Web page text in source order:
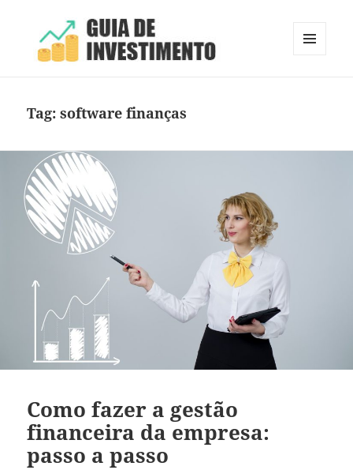
Tag:software finanças
Como fazer a gestão
financeira da empresa:
passo a passo